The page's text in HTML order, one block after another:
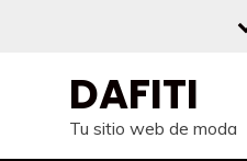
DAFITI
Tu sitio web de moda